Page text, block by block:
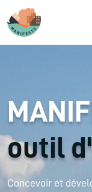
Aller au contenu
outil
Concevoir et